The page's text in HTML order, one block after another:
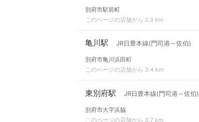
別府市駅前町
このページの店舗から 2.3 km
亀川駅 JR日豊本線(門司港～佐伯)
別府市亀川浜田町
このページの店舗から 3.4 km
東別府駅 JR日豊本線(門司港～佐伯)
別府市大字浜脇
このページの店舗から 3.7 km